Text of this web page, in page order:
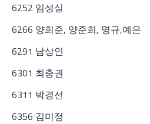
6252 임성실
6266 양희준, 양준희, 명규,예은
6291 남상인
6301 최충권
6311 박경선
6356 김미정